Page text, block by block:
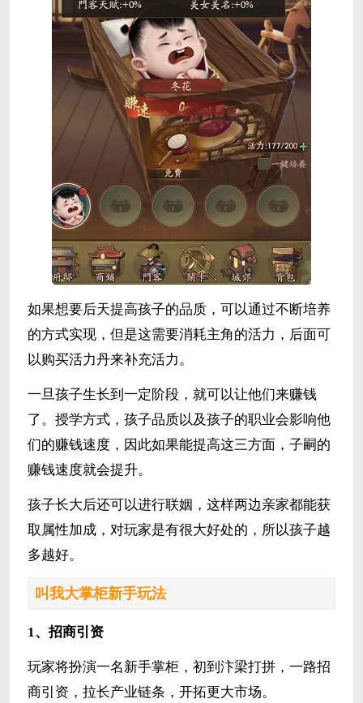
如果想要后天提高孩子的品质，可以通过不断培养
的方式实现，但是这需要消耗主角的活力，后面可
以购买活力丹来补充活力。
一旦孩子生长到一定阶段，就可以让他们来赚钱
了。授学方式，孩子品质以及孩子的职业会影响他
们的赚钱速度，因此如果能提高这三方面，子嗣的
赚钱速度就会提升。
孩子长大后还可以进行联姻，这样两边亲家都能获
取属性加成，对玩家是有很大好处的，所以孩子越
多越好。
叫我大掌柜新手玩法
1、招商引资
玩家将扮演一名新手掌柜，初到汴梁打拼，一路招
商引资，拉长产业链条，开拓更大市场。